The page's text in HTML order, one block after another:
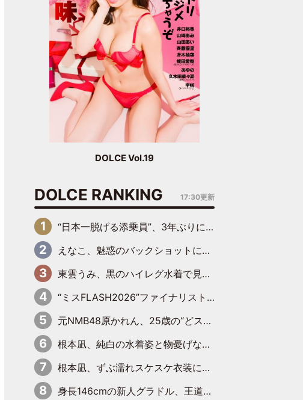
DOLCE Vol.19
DOLCE RANKING 17:30更新
“日本一脱げる添乗員”、3年ぶりにグラビアDVDで復活 31歳の艶やかな表情がさえわたる
えなこ、魅惑のバックショットに思わずドキッ「世界最高レベルの美しさ」「クールビューティーで良き」「ポーズも表情も完璧」
東雲うみ、黒のハイレグ水着で見せた“わがままボディ”がたまらない「うみちゃんカワイイ」「全てがステキな女神さま」「魅力的です」
“ミスFLASH2026”ファイナリスト、ダンスで鍛え上げた健康的な美ボディー披露
元NMB48原かれん、25歳の“どストライクボディ”をバリで解禁 169cmモデル体形で挑む初の本格グラビア
根本凪、純白の水着姿と物憂げな表情に思わずドキドキ…「ステキなお写真」「透明感がスゴい」
根本凪、ずぶ濡れスケスケ衣装にドキッ「表情が良過ぎる」「ねもちゃんの眼差しにドキドキが止まらない」
身長146cmの新人グラドル、王道ビーチからプールサイドそしてゴールドビキニまで…DVDデビュー作で躍動